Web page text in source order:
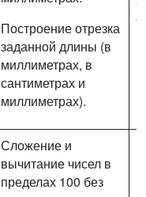
Построение отрезка
заданной длины (в
миллиметрах, в
сантиметрах и
миллиметрах).
Сложение и
вычитание чисел в
пределах 100 без